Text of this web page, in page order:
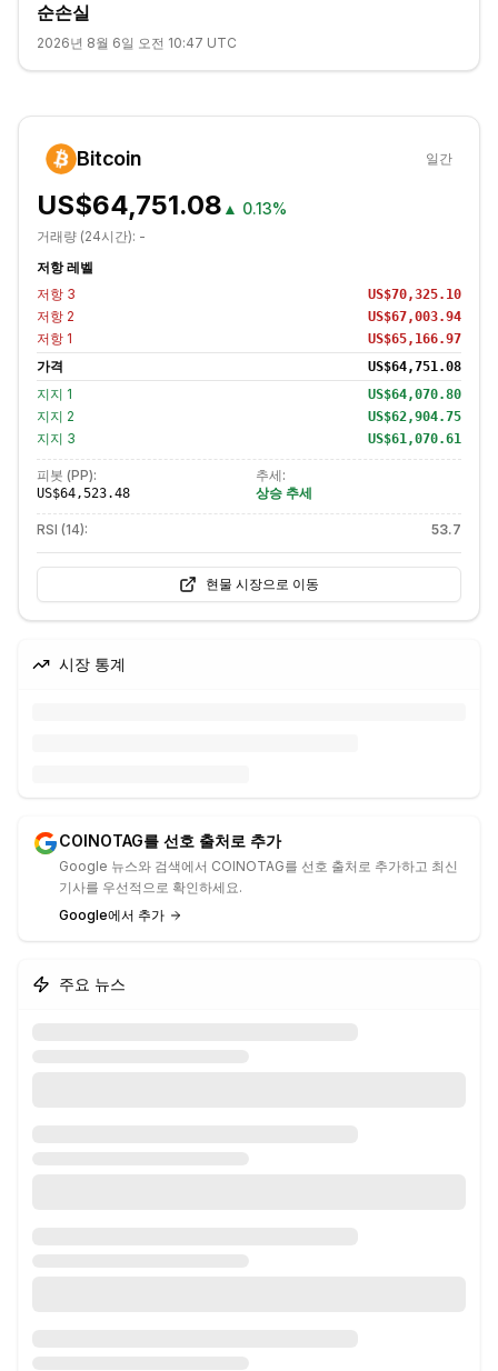
순손실
2026년 8월 6일 오전 10:47 UTC
Bitcoin 일간
US$64,751.08 ▲ 0.13%
거래량 (24시간): -
저항 레벨
저항 3 US$70,325.10
저항 2 US$67,003.94
저항 1 US$65,166.97
가격 US$64,751.08
지지 1 US$64,070.80
지지 2 US$62,904.75
지지 3 US$61,070.61
피봇 (PP):
US$64,523.48
추세:
상승 추세
RSI (14): 53.7
현물 시장으로 이동
시장 통계
COINOTAG를 선호 출처로 추가
Google 뉴스와 검색에서 COINOTAG를 선호 출처로 추가하고 최신
기사를 우선적으로 확인하세요.
Google에서 추가
주요 뉴스